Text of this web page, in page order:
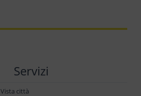
Servizi
Vista città